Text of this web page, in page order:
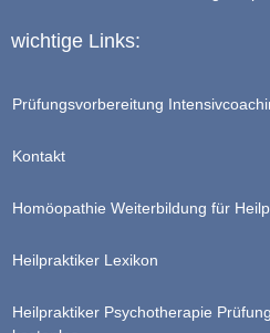
wichtige Links:
Prüfungsvorbereitung
Kontakt
Homöopathie Weiterbildung für
Heilpraktiker Lexikon
Heilpraktiker Psychotherapie